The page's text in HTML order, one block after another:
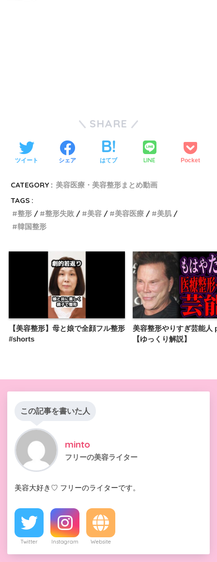
SHARE
ツイート シェア はてブ LINE Pocket
CATEGORY : 美容医療・美容整形まとめ動画
TAGS :
整形
整形失敗 美容 美容医療
美肌
韓国整形
【美容整形】母と娘で全顔フル整形
#shorts
美容整形やりすぎ芸能人
【ゆっくり解説】
この記事を書いた人
minto
フリーの美容ライター
美容大好き♡ フリーのライターです。
Twitter Instagram Website